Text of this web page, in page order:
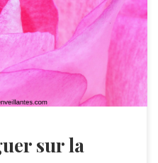
lancée dans l’aventure
Vous allez me dire: « mais
ce qui nous intéresse
de mieux comprendre
et d’améliorer nos
je comprends. Ne vous
sur la